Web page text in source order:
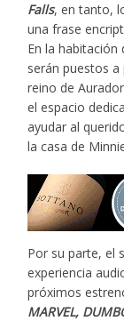
Falls, en tanto,
una frase
En la habitación
serán puestos
reino de
el espacio
ayudar al
la casa de
Por su parte, el
experiencia
próximos
MARVEL,